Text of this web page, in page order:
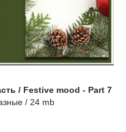
/ Festive mood - Part 7
/ 24 mb